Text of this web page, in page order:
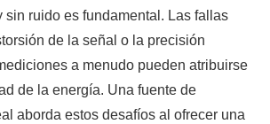
sin ruido es fundamental. Las fallas
de la señal o la precisión
a menudo pueden atribuirse
de la energía. Una fuente de
aborda estos desafíos al ofrecer una